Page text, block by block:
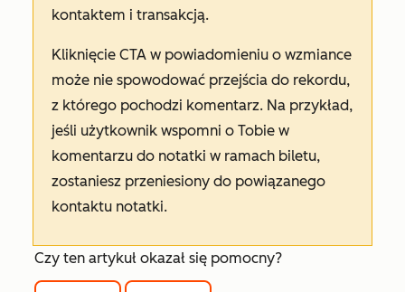
kontaktem i transakcją.
Kliknięcie CTA w powiadomieniu o wzmiance
może nie spowodować przejścia do rekordu,
z którego pochodzi komentarz. Na przykład,
jeśli użytkownik wspomni o Tobie w
komentarzu do notatki w ramach biletu,
zostaniesz przeniesiony do powiązanego
kontaktu notatki.
Czy ten artykuł okazał się pomocny?